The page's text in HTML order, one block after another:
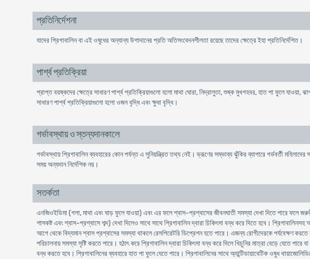
প্রতিনির্দেশনা
যাদের প্রিগাবালিন বা এই ওষুধের অন্যান্য উপাদানের প্রতি অতিসংবেদনশীলতা রয়েছে তাদের ক্ষেত্রে ইহা প্রতিনির্দেশিত।
পার্শ্ব প্রতিক্রিয়া
প্রাপ্ত বয়ষ্কদের ক্ষেত্রে সাধারণ পার্শ্ব প্রতিক্রিয়াগুলো হলো মাথা ঘোরা, নিদ্রালুতা, শুষ্ক মুখগহবর, হাত পা ফুলে যাওয়া,
সাধারণ পার্শ্ব প্রতিক্রিয়াগুলো হলো ওজন বৃদ্ধি এবং ক্ষুধা বৃদ্ধি।
গর্ভাবস্থায় ও স্তন্যদানকালে
গর্ভাবস্থায় প্রিগাবালিন ব্যবহারের কোন পর্যন্ত এ সুনিয়ন্ত্রিত তথ্য নেই। ভ্রূণের সম্ভাব্য ঝুঁকির ব্যাপারে গর্ভবর্তী
সময় অন্যদান নির্দেশিক নয়।
সতর্কতা
এনজিওইডিমা (গলা, মাথা এবং ঘাড় ফুলে যাওয়া) এবং এর ফলে শ্বাস-প্রশ্বাসের জীবনঘাতী সমস্যা দেখা দিতে পারে ফলে
শাসকষ্ট এবং শ্বাস-প্রশ্বাসে শব্দ) দেখা দিলেও সাথে সাথে প্রিগাবালিন দ্বারা চিকিৎসা বন্ধ করে দিতে হবে।
আগে থেকে বিদ্যমান শ্বাস প্রশ্বাসের সমস্যা থাকলে রেসপিরেটরি ডিপ্রেশন হতে পারে। এজন্য রোগীদেরকে পর্যবেক্ষণ করতে
পরিচালনায় সমস্যা সৃষ্টি করতে পারে। হঠাৎ করে প্রিগাবালিন দ্বারা চিকিৎসা বন্ধ করে দিলে খিচুনির মাত্রা বেড়ে যেতে
বন্ধ করতে হবে। প্রিগাবালিনের ব্যবহারে হাত পা ফুলে যেতে পারে। প্রিগাবালিনের সাথে অ্যান্টিডায়াবেটিক ওষুধ